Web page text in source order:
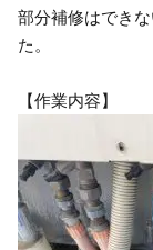
部分補修はでき
た。
【作業内容】